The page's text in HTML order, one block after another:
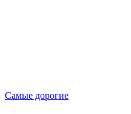
Опубликовано
Самые дорогие